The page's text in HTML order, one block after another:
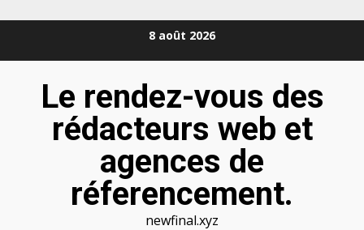
8 août 2026
Le rendez-vous des
rédacteurs web et
agences de
réferencement.
newfinal.xyz